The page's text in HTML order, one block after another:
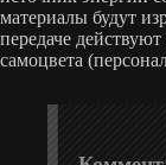
материалы будут
передаче
самоцвета